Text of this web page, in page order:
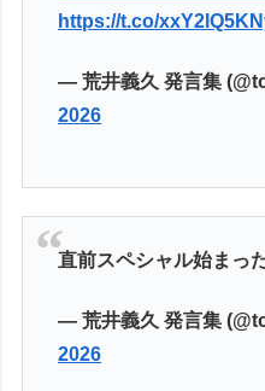
https://t.co/
— 荒井義久 発言集
2026
直前スペシャル始まっ
— 荒井義久 発言集
2026